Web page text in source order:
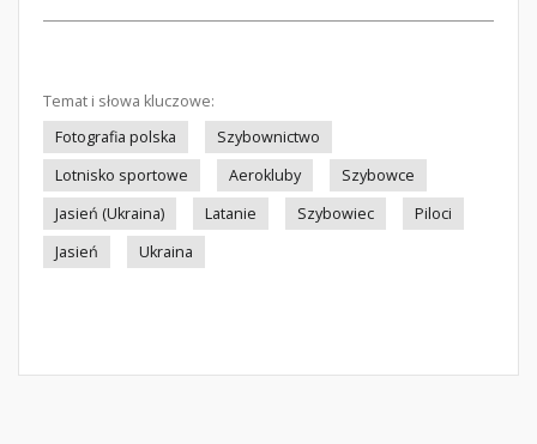
Temat i słowa kluczowe:
Fotografia polska
Szybownictwo
Lotnisko sportowe
Aerokluby
Szybowce
Jasień (Ukraina)
Latanie Szybowiec
Piloci
Jasień
Ukraina